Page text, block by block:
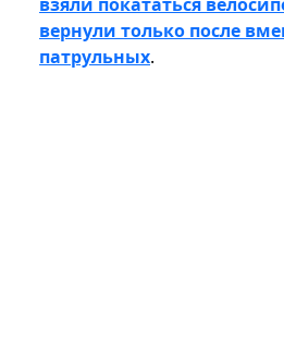
вернули только после
патрульных.